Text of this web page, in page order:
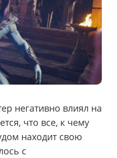
негативно влиял на
что все, к чему
находит свою
с